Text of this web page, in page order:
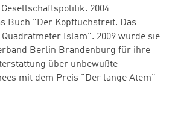
2004
Buch "Der Kopftuchstreit. Das
Islam". 2009 wurde sie
Berlin Brandenburg für ihre
über unbewußte
mit dem Preis "Der lange Atem"